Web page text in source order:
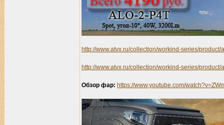
http://www.atvx.ru/collection/workind-series/
http://www.atvx.ru/collection/workind-series/
Обзор фар: https://www.youtube.com/